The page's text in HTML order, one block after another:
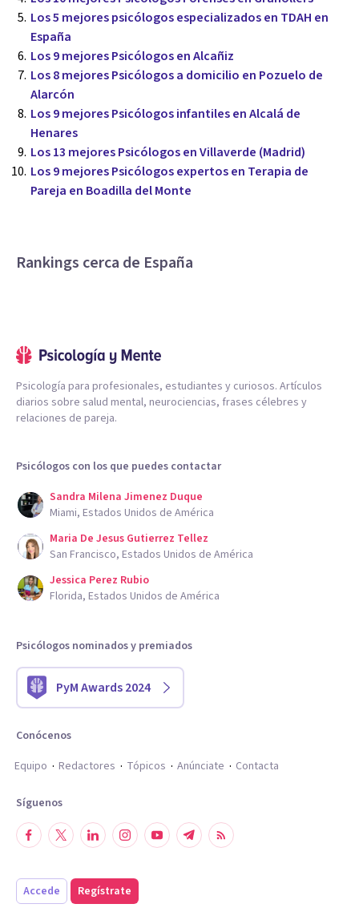
Los 5 mejores psicólogos especializados en TDAH en
España
Los 9 mejores Psicólogos en Alcañiz
Los 8 mejores Psicólogos a domicilio en Pozuelo de
Alarcón
Los 9 mejores Psicólogos infantiles en Alcalá de
Henares
Los 13 mejores Psicólogos en Villaverde (Madrid)
Los 9 mejores Psicólogos expertos en Terapia de
Pareja en Boadilla del Monte
Rankings cerca de España
Psicología para profesionales, estudiantes y curiosos. Artículos
diarios sobre salud mental, neurociencias, frases célebres y
relaciones de pareja.
Psicólogos con los que puedes contactar
Sandra Milena Jimenez Duque
Miami, Estados Unidos de América
Maria De Jesus Gutierrez Tellez
San Francisco, Estados Unidos de América
Jessica Perez Rubio
Florida, Estados Unidos de América
Psicólogos nominados y premiados
PyM Awards 2024
Conócenos
Equipo
Redactores Tópicos Anúnciate Contacta
Síguenos
Accede Regístrate